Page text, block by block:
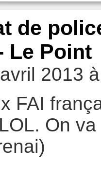
de
Le Point
2013
FAI
On